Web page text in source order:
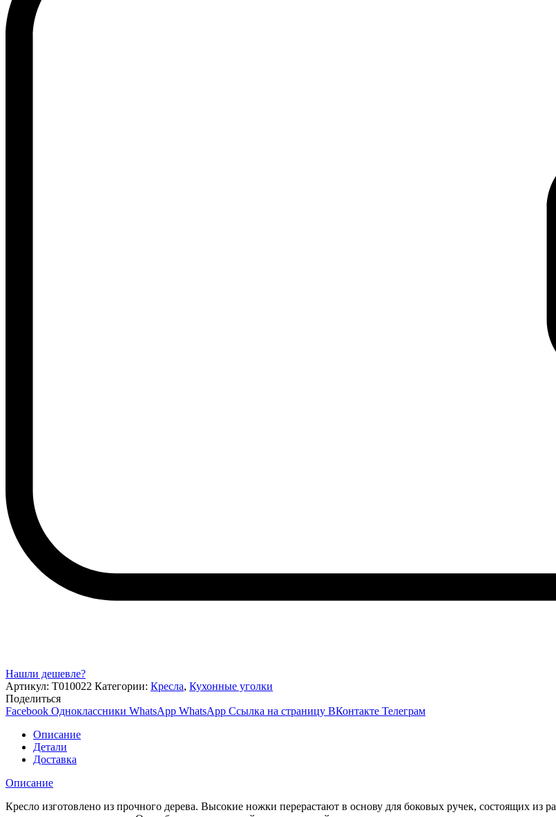
Нашли дешевле?
Артикул: Т010022 Категории: Кресла, Кухонные уголки
Поделиться
Facebook Одноклассники WhatsApp WhatsApp Ссылка на страницу ВКонтакте Телеграм
Описание
Детали
Доставка
Описание
Кресло изготовлено из прочного дерева. Высокие ножки перерастают в основу для боковых ручек, состоящих из